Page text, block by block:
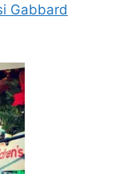
Gabbard